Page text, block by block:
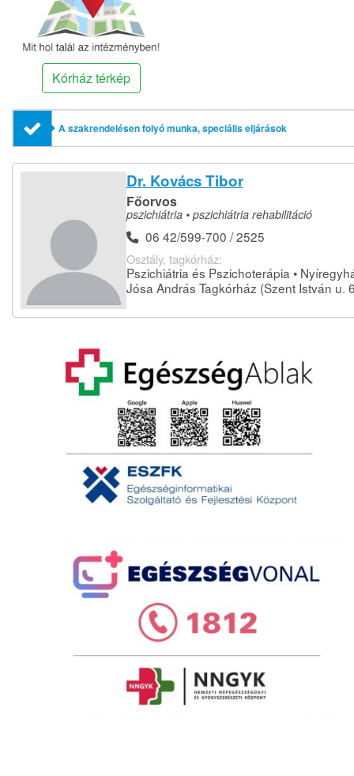
Kórház térkép
A szakrendelésen folyó munka, speciális eljárások
Dr. Kovács Tibor
Főorvos
pszichiátria • pszichiátria rehabilitáció
06 42/599-700 / 2525
Osztály, tagkórház:
Pszichiátria és Pszichoterápia •
Jósa András Tagkórház (Szent István u.